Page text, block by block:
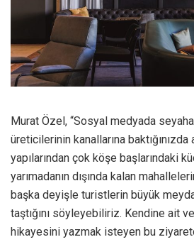
Murat Özel, “Sosyal medyada
üreticilerinin kanallarına baktığınızda
yapılarından çok köşe başlarındaki
yarımadanın dışında kalan
başka deyişle turistlerin büyük
taştığını söyleyebiliriz. Kendine ait
hikayesini yazmak isteyen bu